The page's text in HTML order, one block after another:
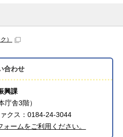
）
合わせ
興課
庁舎3階）
クス：0184-24-3044
ームをご利用ください。